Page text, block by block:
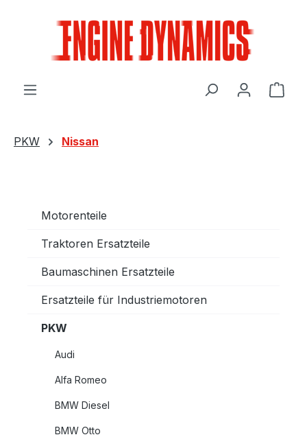
PKW Nissan
Motorenteile
Traktoren Ersatzteile
Baumaschinen Ersatzteile
Ersatzteile für Industriemotoren
PKW
Audi
Alfa Romeo
BMW Diesel
BMW Otto